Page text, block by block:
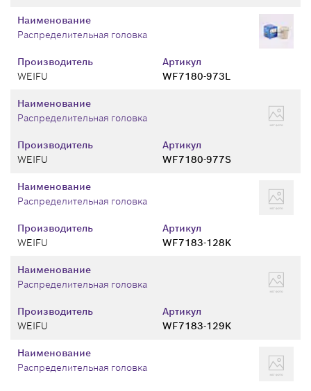
Производитель
WEIFU
Артикул
WF7180-973L
Наименование
Распределительная головка
Производитель
WEIFU
Артикул
WF7180-977S
Наименование
Распределительная головка
Производитель
WEIFU
Артикул
WF7183-128K
Наименование
Распределительная головка
Производитель
WEIFU
Артикул
WF7183-129K
Наименование
Распределительная головка
Наименование
Распределительная головка